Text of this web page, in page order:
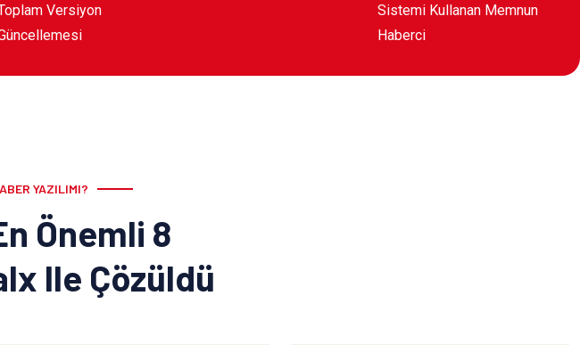
Versiyon
Sistemi Kullanan Memnun
Haberci
YAZILIMI?
Önemli 8
Ile Çözüldü